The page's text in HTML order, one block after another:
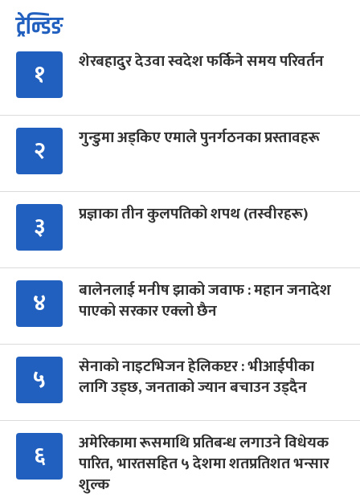
ट्रेन्डिङ
१ शेरबहादुर देउवा स्वदेश फर्किने समय परिवर्तन
२ गुन्डुमा अड्किए एमाले पुनर्गठनका प्रस्तावहरू
३ प्रज्ञाका तीन कुलपतिको शपथ (तस्वीरहरू)
४
बालेनलाई मनीष झाको जवाफ : महान जनादेश
पाएको सरकार एक्लो छैन
५
सेनाको नाइटभिजन हेलिकप्टर : भीआईपीका
लागि उड्छ, जनताको ज्यान बचाउन उड्दैन
६
अमेरिकामा रूसमाथि प्रतिबन्ध लगाउने विधेयक
पारित, भारतसहित ५ देशमा शतप्रतिशत भन्सार
शुल्क